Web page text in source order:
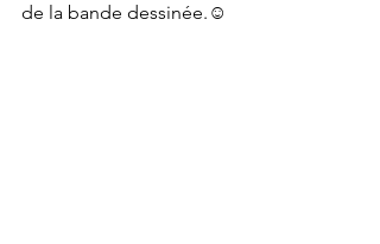
de la bande dessinée.☺️